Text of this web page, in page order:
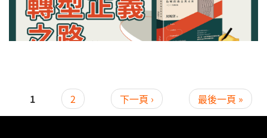
頁面
1 2 下一頁 › 最後一頁 »